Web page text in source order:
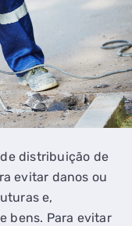
distribuição de
evitar danos ou
e,
bens. Para evitar